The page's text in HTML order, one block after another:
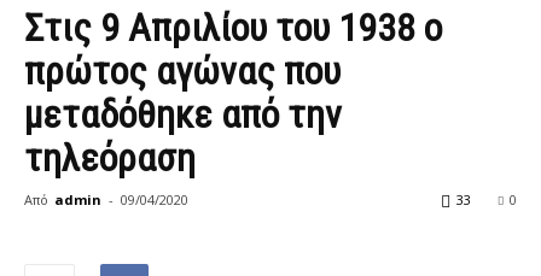
Στις 9 Απριλίου του 1938 ο
πρώτος αγώνας που
μεταδόθηκε από την
τηλεόραση
Από admin - 09/04/2020 0
33